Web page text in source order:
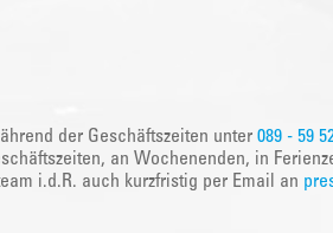
der Geschäftszeiten unter 089 - 59
an Wochenenden, in
i.d.R. auch kurzfristig per Email an